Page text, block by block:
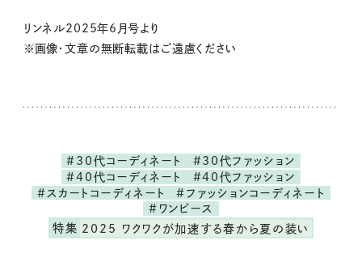
リンネル2025年6月号より
※画像・文章の無断転載はご遠慮ください
#30代コーディネート
#30代ファッション
#40代コーディネート
#40代ファッション
#スカートコーディネート
#ファッションコーディネート
#ワンピース
特集 2025 ワクワクが加速する春から夏の装い